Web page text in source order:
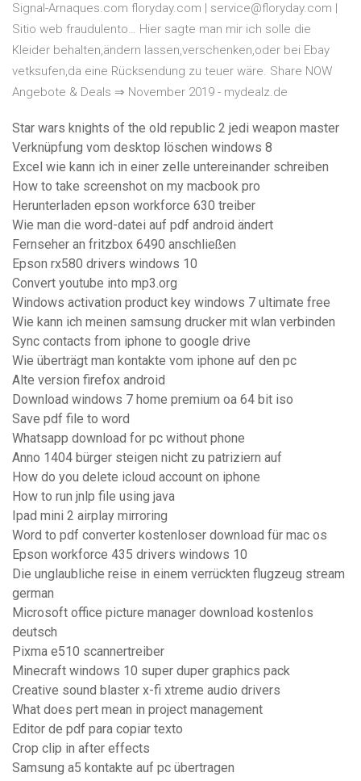
Signal-Arnaques.com floryday.com | service@floryday.com |
Sitio web fraudulento… Hier sagte man mir ich solle die
Kleider behalten,ändern lassen,verschenken,oder bei Ebay
vetksufen,da eine Rücksendung zu teuer wäre. Share NOW
Angebote & Deals ⇒ November 2019 - mydealz.de
Star wars knights of the old republic 2 jedi weapon master
Verknüpfung vom desktop löschen windows 8
Excel wie kann ich in einer zelle untereinander schreiben
How to take screenshot on my macbook pro
Herunterladen epson workforce 630 treiber
Wie man die word-datei auf pdf android ändert
Fernseher an fritzbox 6490 anschließen
Epson rx580 drivers windows 10
Convert youtube into mp3.org
Windows activation product key windows 7 ultimate free
Wie kann ich meinen samsung drucker mit wlan verbinden
Sync contacts from iphone to google drive
Wie überträgt man kontakte vom iphone auf den pc
Alte version firefox android
Download windows 7 home premium oa 64 bit iso
Save pdf file to word
Whatsapp download for pc without phone
Anno 1404 bürger steigen nicht zu patriziern auf
How do you delete icloud account on iphone
How to run jnlp file using java
Ipad mini 2 airplay mirroring
Word to pdf converter kostenloser download für mac os
Epson workforce 435 drivers windows 10
Die unglaubliche reise in einem verrückten flugzeug stream
german
Microsoft office picture manager download kostenlos
deutsch
Pixma e510 scannertreiber
Minecraft windows 10 super duper graphics pack
Creative sound blaster x-fi xtreme audio drivers
What does pert mean in project management
Editor de pdf para copiar texto
Crop clip in after effects
Samsung a5 kontakte auf pc übertragen